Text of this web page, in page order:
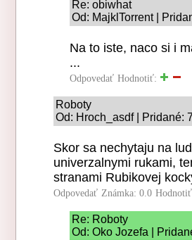
Re: obiwhat
Od: MajklTorrent |
Na to iste, naco si i
...
Odpovedať Hodnotiť:
Roboty
Od: Hroch_asdf | Pridané:
Skor sa nechytaju na
univerzalnymi rukami,
stranami Rubikovej
Odpovedať Známka: 0.0
Re: Roboty
Od: Oko Jozefa |